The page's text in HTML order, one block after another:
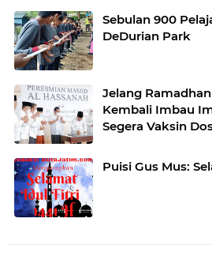
Sebulan 900
DeDurian Park
Jelang Ramadhan Gubernur Khofifah
Kembali Imbau
Segera Vaksin
Puisi Gus Mus: